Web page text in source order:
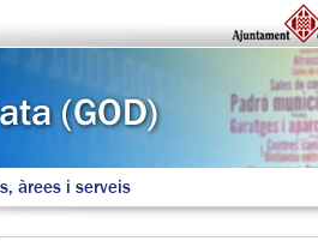
àrees i serveis